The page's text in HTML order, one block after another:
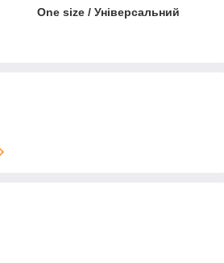
One size / Універсальний